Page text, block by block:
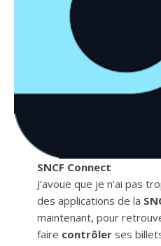
SNCF Connect
J’avoue que je n’ai pas
des applications de la
maintenant, pour
faire contrôler ses